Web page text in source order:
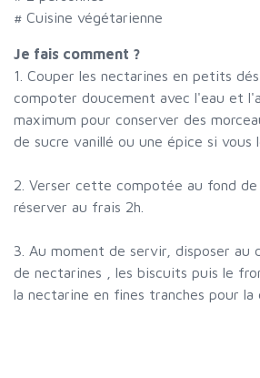
# Cuisine végétarienne
Je fais comment ?
1. Couper les nectarines en petits
compoter doucement avec l'eau et
maximum pour conserver des
de sucre vanillé ou une épice si vous
2. Verser cette compotée au fond
réserver au frais 2h.
3. Au moment de servir, disposer au
de nectarines , les biscuits puis le
la nectarine en fines tranches pour la